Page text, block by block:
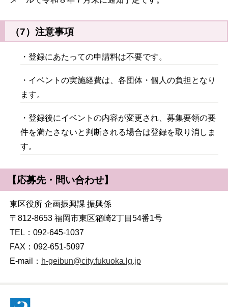
（7）注意事項
・登録にあたっての申請料は不要です。
・イベントの実施経費は、各団体・個人の負担となり
ます。
・登録後にイベントの内容が変更され、募集要領の要
件を満たさないと判断される場合は登録を取り消しま
す。
【応募先・問い合わせ】
東区役所 企画振興課 振興係
〒812-8653 福岡市東区箱崎2丁目54番1号
TEL：092-645-1037
FAX：092-651-5097
E-mail： h-geibun@city.fukuoka.lg.jp